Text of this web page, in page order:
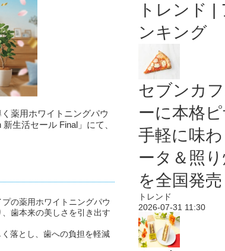
薬用ホワイトニングパウ
生活セール Final」にて、
の薬用ホワイトニングパウ
歯本来の美しさを引き出す
落とし、歯への負担を軽減
トレンド |
ンキング
セブンカ
ーに本格ピ
手軽に味
ータ＆照
を全国発売
トレンド
2026-07-31 11:30